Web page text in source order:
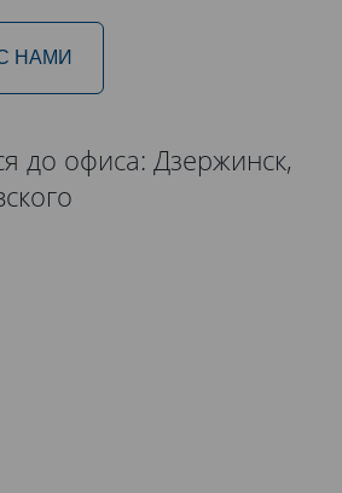
НАМИ
до офиса: Дзержинск,